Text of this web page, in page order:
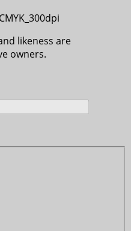
likeness are
owners.